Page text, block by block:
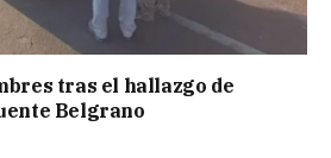
tras el hallazgo de
Belgrano